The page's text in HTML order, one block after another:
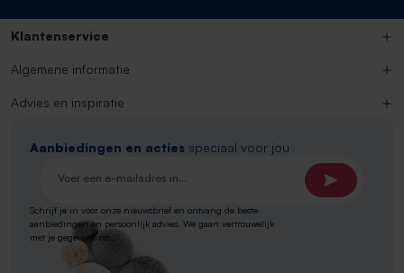
Klantenservice
Algemene informatie
Advies en inspiratie
Aanbiedingen en acties speciaal voor jou
E-mailadres*
Schrijf je in voor onze nieuwsbrief en ontvang de beste
aanbiedingen en persoonlijk advies. We gaan vertrouwelijk
met je gegevens om.